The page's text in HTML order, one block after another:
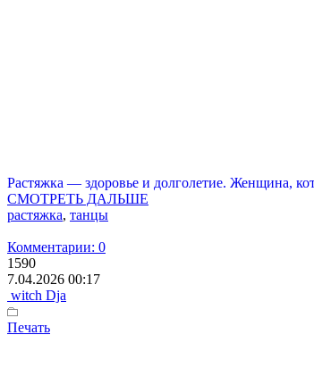
Растяжка — здоровье и долголетие. Женщина,
СМОТРЕТЬ ДАЛЬШЕ
растяжка, танцы
Комментарии: 0
1590
7.04.2026 00:17
witch Dja
Печать